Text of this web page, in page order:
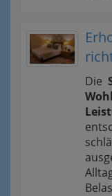
Die